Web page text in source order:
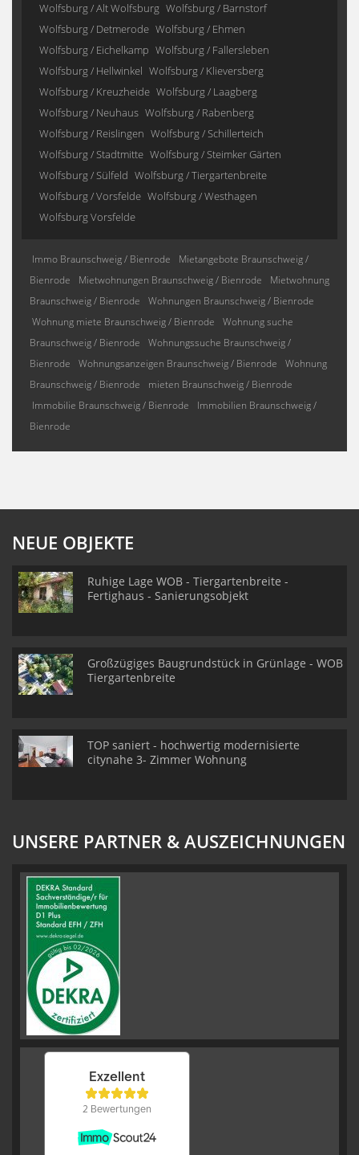
Wolfsburg / Alt Wolfsburg Wolfsburg / Barnstorf
Wolfsburg / Detmerode Wolfsburg / Ehmen
Wolfsburg / Eichelkamp Wolfsburg / Fallersleben
Wolfsburg / Hellwinkel Wolfsburg / Klieversberg
Wolfsburg / Kreuzheide Wolfsburg / Laagberg
Wolfsburg / Neuhaus Wolfsburg / Rabenberg
Wolfsburg / Reislingen Wolfsburg / Schillerteich
Wolfsburg / Stadtmitte Wolfsburg / Steimker Gärten
Wolfsburg / Sülfeld Wolfsburg / Tiergartenbreite
Wolfsburg / Vorsfelde Wolfsburg / Westhagen
Wolfsburg Vorsfelde
Immo Braunschweig / Bienrode
Mietangebote Braunschweig /
Bienrode
Mietwohnungen Braunschweig / Bienrode
Mietwohnung
Braunschweig / Bienrode
Wohnungen Braunschweig / Bienrode
Wohnung miete Braunschweig / Bienrode
Wohnung suche
Braunschweig / Bienrode
Wohnungssuche Braunschweig /
Bienrode
Wohnungsanzeigen Braunschweig / Bienrode
Wohnung
Braunschweig / Bienrode
mieten Braunschweig / Bienrode
Immobilie Braunschweig / Bienrode
Immobilien Braunschweig /
Bienrode
NEUE OBJEKTE
Ruhige Lage WOB - Tiergartenbreite -
Fertighaus - Sanierungsobjekt
Großzügiges Baugrundstück in Grünlage - WOB
Tiergartenbreite
TOP saniert - hochwertig modernisierte
citynahe 3- Zimmer Wohnung
UNSERE PARTNER & AUSZEICHNUNGEN